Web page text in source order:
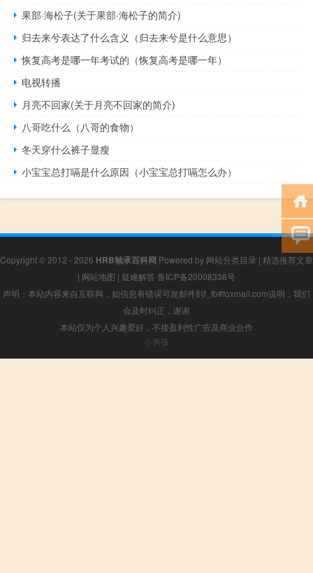
果部·海松子(关于果部·海松子的简介)
归去来兮表达了什么含义（归去来兮是什么意思）
恢复高考是哪一年考试的（恢复高考是哪一年）
电视转播
月亮不回家(关于月亮不回家的简介)
八哥吃什么（八哥的食物）
冬天穿什么裤子显瘦
小宝宝总打嗝是什么原因（小宝宝总打嗝怎么办）
Copyright © 2012 - 2026 HRB轴承百科网 Powered by 网站分类目录 | 精选推荐文章
| 网站地图 | 疑难解答 鲁ICP备20008338号
声明：本站内容来自互联网，如信息有错误可发邮件到f_fb#foxmail.com说明，我们
会及时纠正，谢谢
本站仅为个人兴趣爱好，不接盈利性广告及商业合作
小男孩